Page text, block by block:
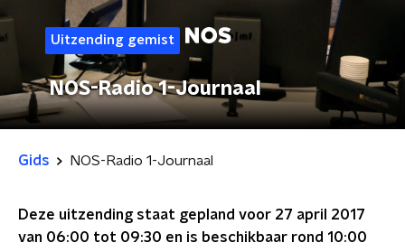
Uitzending gemist
NOS-Radio 1-Journaal
Gids NOS-Radio 1-Journaal
Deze uitzending staat gepland voor 27 april 2017
van 06:00 tot 09:30 en is beschikbaar rond 10:00